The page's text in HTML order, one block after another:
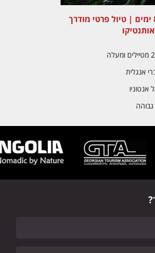
טיול לקוסטה ריקה 8 ימים | טיול פרטי מודרך
אנגלית
אנטוניו